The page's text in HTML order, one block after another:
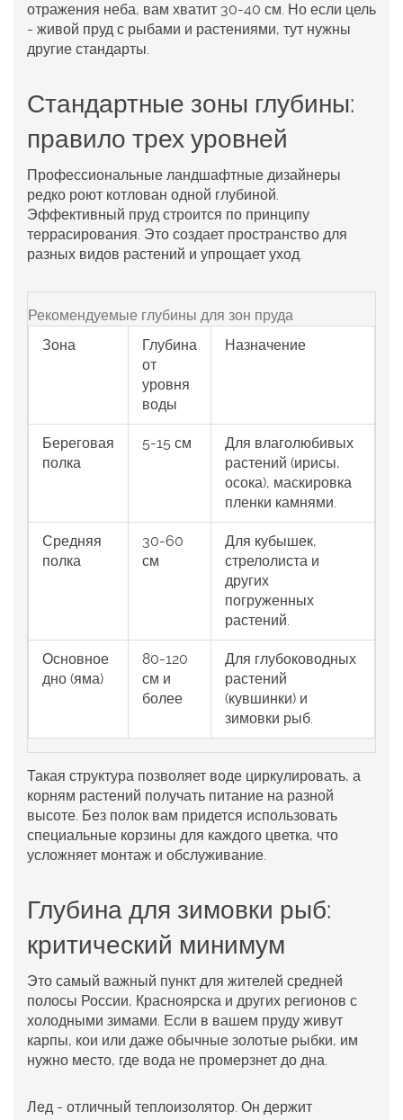
отражения неба, вам хватит 30-40 см. Но если цель
- живой пруд с рыбами и растениями, тут нужны
другие стандарты.
Стандартные зоны глубины:
правило трех уровней
Профессиональные ландшафтные дизайнеры
редко роют котлован одной глубиной.
Эффективный пруд строится по принципу
террасирования. Это создает пространство для
разных видов растений и упрощает уход.
Рекомендуемые глубины для зон пруда
Зона
Глубина
от
уровня
воды
Назначение
Береговая
полка
5-15 см
Для влаголюбивых
растений (ирисы,
осока), маскировка
пленки камнями.
Средняя
полка
30-60
см
Для кубышек,
стрелолиста и
других
погруженных
растений.
Основное
дно (яма)
80-120
см и
более
Для глубоководных
растений
(кувшинки) и
зимовки рыб.
Такая структура позволяет воде циркулировать, а
корням растений получать питание на разной
высоте. Без полок вам придется использовать
специальные корзины для каждого цветка, что
усложняет монтаж и обслуживание.
Глубина для зимовки рыб:
критический минимум
Это самый важный пункт для жителей средней
полосы России, Красноярска и других регионов с
холодными зимами. Если в вашем пруду живут
карпы, кои или даже обычные золотые рыбки, им
нужно место, где вода не промерзнет до дна.
Лед - отличный теплоизолятор. Он держит